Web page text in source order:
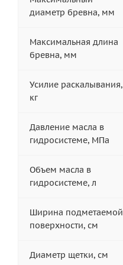
диаметр бревна, мм
Максимальная длина
бревна, мм
Усилие раскалывания,
кг
Давление масла в
гидросистеме, МПа
Объем масла в
гидросистеме, л
Ширина подметаемой
поверхности, см
Диаметр щетки, см